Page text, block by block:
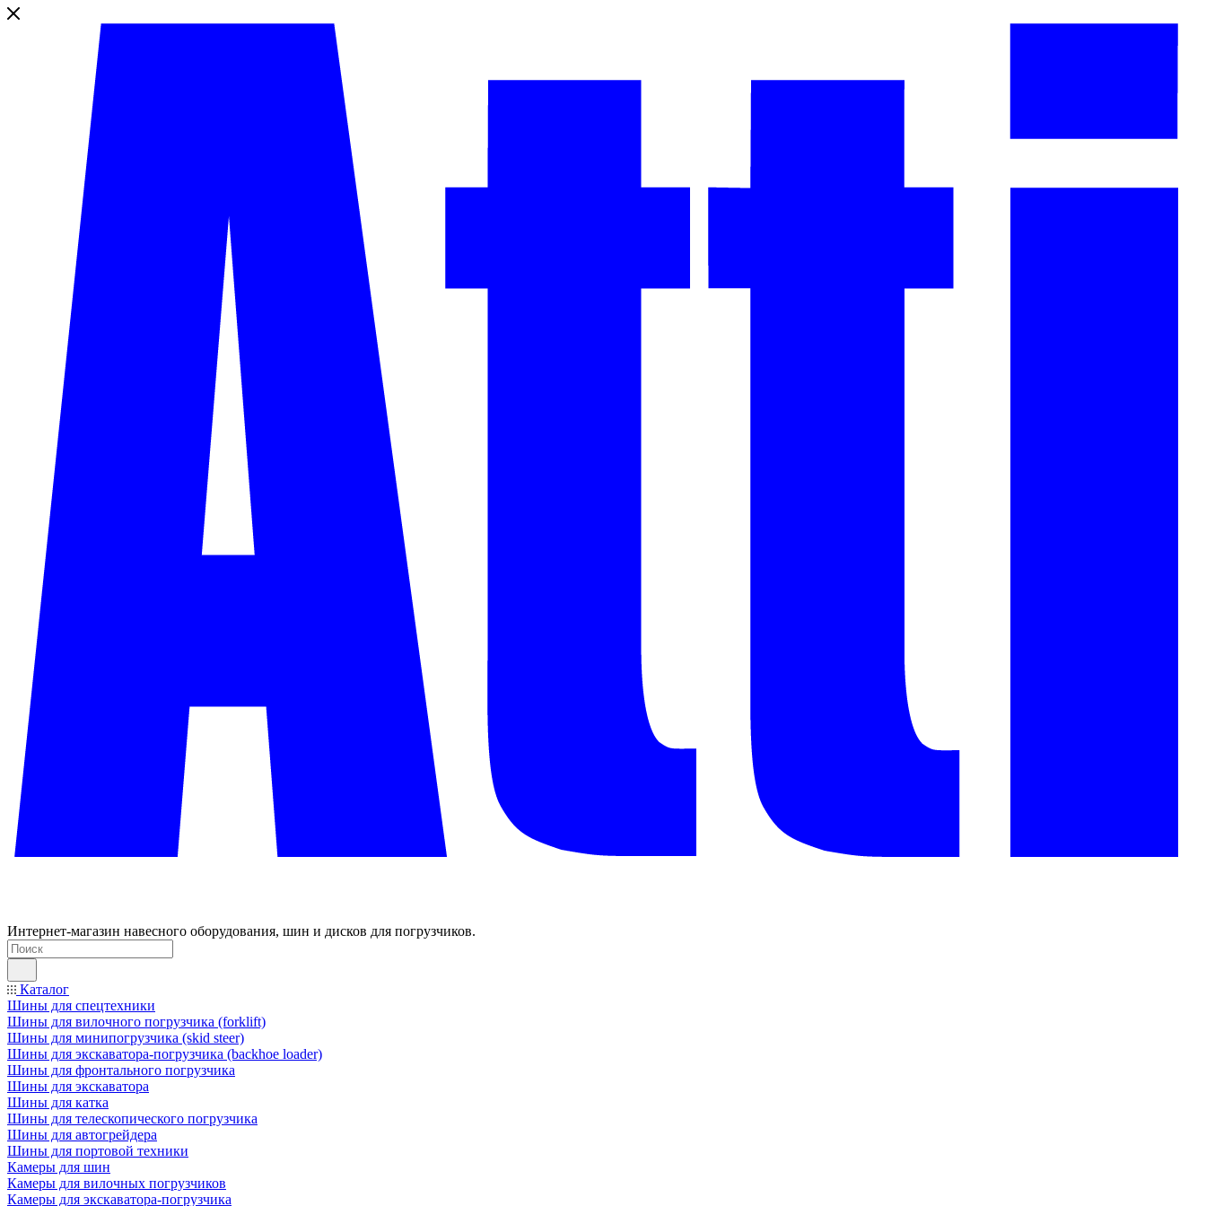
Интернет-магазин навесного оборудования, шин и дисков для погрузчиков.
Каталог
Шины для спецтехники
Шины для вилочного погрузчика (forklift)
Шины для минипогрузчика (skid steer)
Шины для экскаватора-погрузчика (backhoe loader)
Шины для фронтального погрузчика
Шины для экскаватора
Шины для катка
Шины для телескопического погрузчика
Шины для автогрейдера
Шины для портовой техники
Камеры для шин
Камеры для вилочных погрузчиков
Камеры для экскаватора-погрузчика